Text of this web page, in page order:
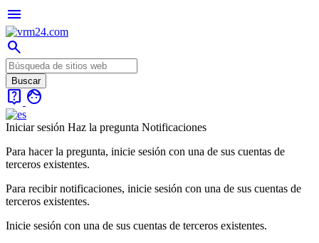
menu
search
live_help face
Iniciar sesión Haz la pregunta Notificaciones
Para hacer la pregunta, inicie sesión con una de sus cuentas de
terceros existentes.
Para recibir notificaciones, inicie sesión con una de sus cuentas de
terceros existentes.
Inicie sesión con una de sus cuentas de terceros existentes.